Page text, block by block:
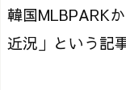
韓国MLBPARK
近況」という記